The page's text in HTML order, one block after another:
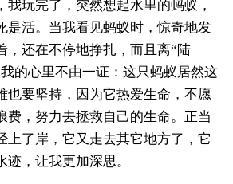
玩完了，突然想起水里的蚂蚁，
是活。当我看见蚂蚁时，惊奇地发
，还在不停地挣扎，而且离“陆
的心里不由一证：这只蚂蚁居然这
也要坚持，因为它热爱生命，不愿
费，努力去拯救自己的生命。正当
上了岸，它又走去其它地方了，它
，让我更加深思。